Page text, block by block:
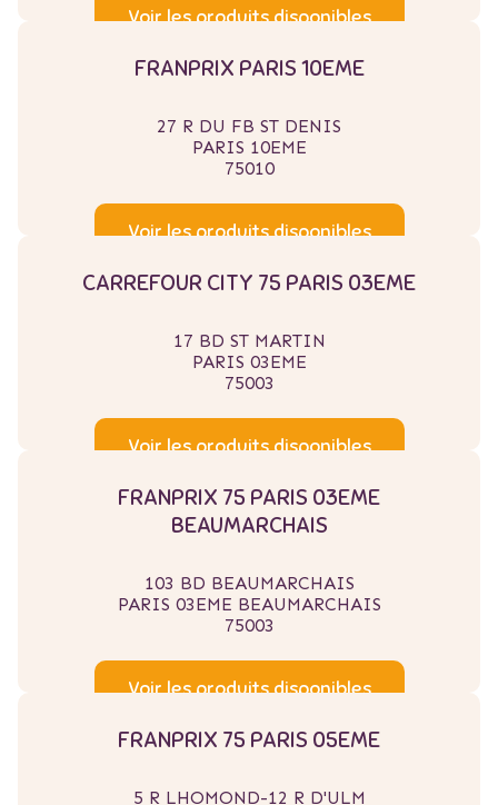
Voir les produits disponibles
FRANPRIX PARIS 10EME
27 R DU FB ST DENIS
PARIS 10EME
75010
Voir les produits disponibles
CARREFOUR CITY 75 PARIS 03EME
17 BD ST MARTIN
PARIS 03EME
75003
Voir les produits disponibles
FRANPRIX 75 PARIS 03EME
BEAUMARCHAIS
103 BD BEAUMARCHAIS
PARIS 03EME BEAUMARCHAIS
75003
Voir les produits disponibles
FRANPRIX 75 PARIS 05EME
5 R LHOMOND-12 R D'ULM